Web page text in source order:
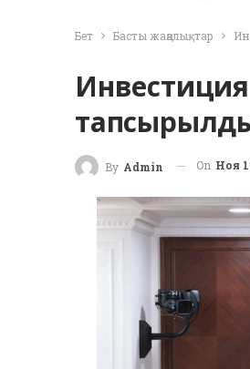
Бет Басты жаңалықтар
Инвестиция
By Admin On Ноя